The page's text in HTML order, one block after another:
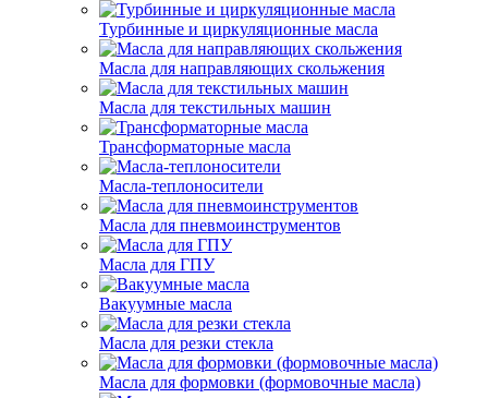
Турбинные и циркуляционные масла
Масла для направляющих скольжения
Масла для текстильных машин
Трансформаторные масла
Масла-теплоносители
Масла для пневмоинструментов
Масла для ГПУ
Вакуумные масла
Масла для резки стекла
Масла для формовки (формовочные масла)